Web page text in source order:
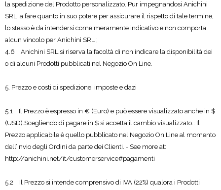
la spedizione del Prodotto personalizzato. Pur impegnandosi Anichini
SRL a fare quanto in suo potere per assicurare il rispetto di tale termine,
lo stesso è da intendersi come meramente indicativo e non comporta
alcun vincolo per Anichini SRL ;
4.6 Anichini SRL si riserva la facoltà di non indicare la disponibilità dei
o di alcuni Prodotti pubblicati nel Negozio On Line.
5. Prezzo e costi di spedizione; imposte e dazi
5.1 Il Prezzo è espresso in € (Euro) e può essere visualizzato anche in $
(USD).Scegliendo di pagare in $ si accetta il cambio visualizzato.. Il
Prezzo applicabile è quello pubblicato nel Negozio On Line al momento
dell’invio degli Ordini da parte dei Clienti. - See more at:
http://anichini.net/it/customerservice#pagamenti
5.2 Il Prezzo si intende comprensivo di IVA (22%) qualora i Prodotti